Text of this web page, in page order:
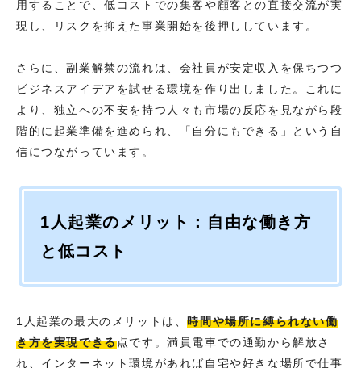
用することで、低コストでの集客や顧客との直接交流が実
現し、リスクを抑えた事業開始を後押ししています。
さらに、副業解禁の流れは、会社員が安定収入を保ちつつ
ビジネスアイデアを試せる環境を作り出しました。これに
より、独立への不安を持つ人々も市場の反応を見ながら段
階的に起業準備を進められ、「自分にもできる」という自
信につながっています。
1人起業のメリット：自由な働き方
と低コスト
1人起業の最大のメリットは、時間や場所に縛られない働
き方を実現できる点です。満員電車での通勤から解放さ
れ、インターネット環境があれば自宅や好きな場所で仕事